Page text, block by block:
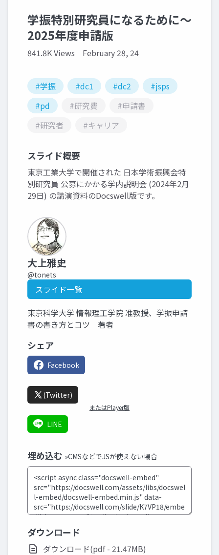
学振特別研究員になるために～
2025年度申請版
841.8K Views February 28, 24
#学振 #dc1 #dc2
#jsps
#pd
#研究費
#申請書
#研究者
#キャリア
スライド概要
東京工業大学で開催された 日本学術振興会特
別研究員 公募にかかる学内説明会 (2024年2月
29日) の講演資料のDocswell版です。
大上雅史
@tonets
スライド一覧
東京科学大学 情報理工学院 准教授、学振申請
書の書き方とコツ 著者
シェア
Facebook
(Twitter)
またはPlayer版
LINE
埋め込む »CMSなどでJSが使えない場合
ダウンロード
ダウンロード(pdf - 21.47MB)